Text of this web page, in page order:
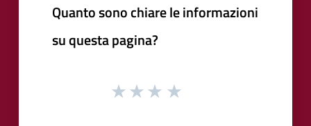
Quanto sono chiare le informazioni
su questa pagina?